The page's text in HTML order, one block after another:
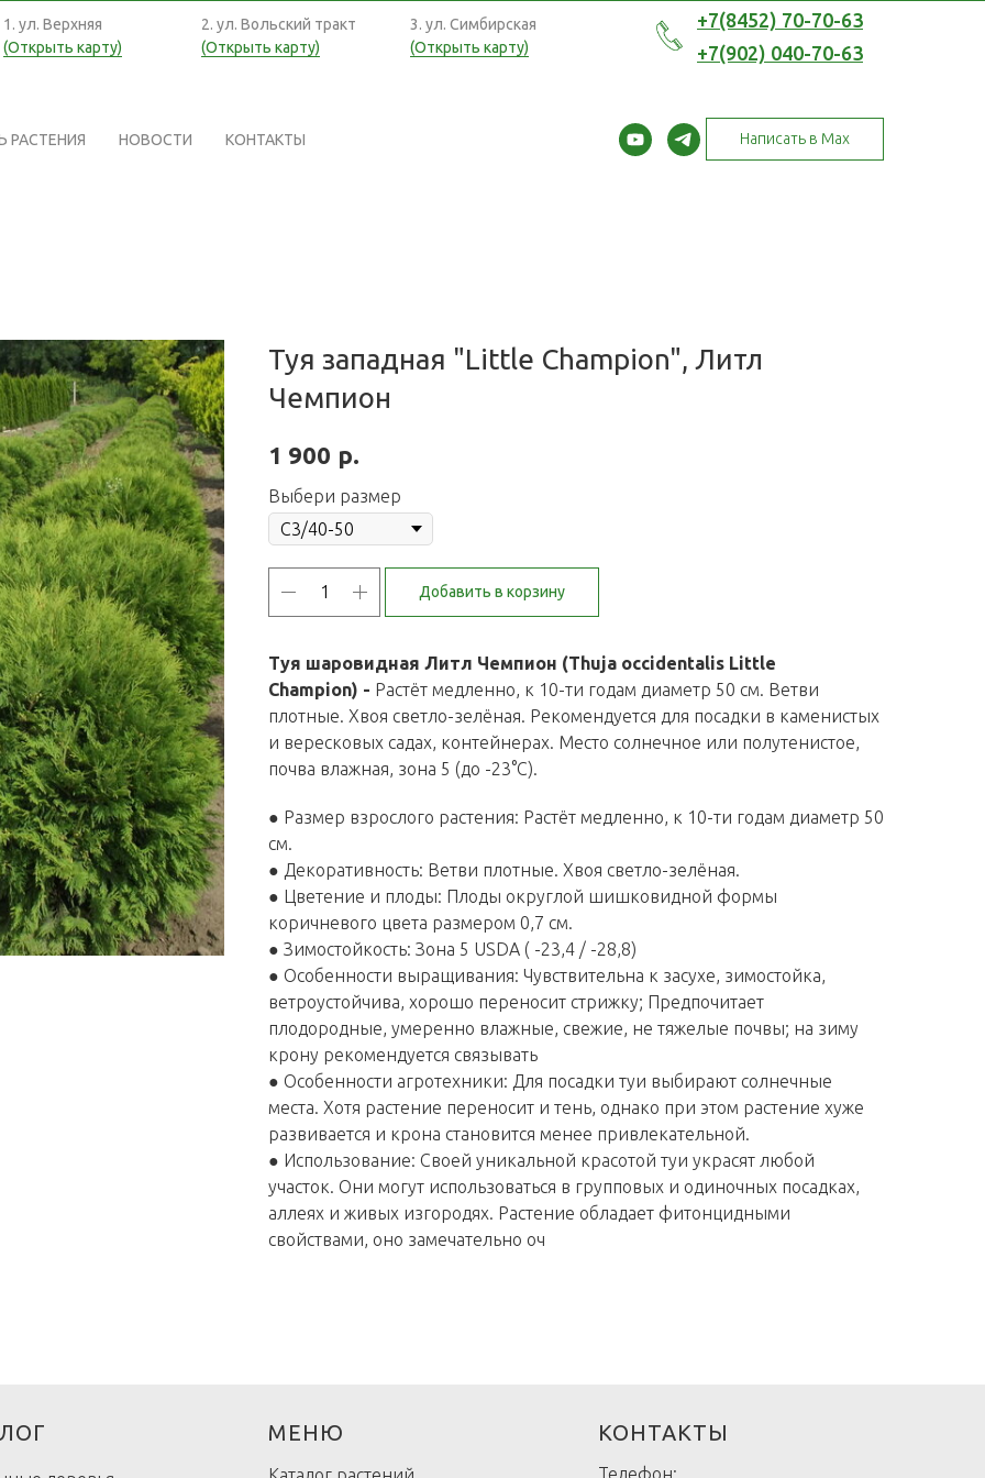
1. ул. Верхняя
(Открыть карту)
+7(8452) 70-70-63
2. ул. Вольский тракт
(Открыть карту)
3. ул. Симбирская
(Открыть карту)
+7(902) 040-70-63
РАСТЕНИЯ НОВОСТИ КОНТАКТЫ Написать в Max
Туя западная "Little Champion", Литл
Чемпион
1 900 р.
Выбери размер
Добавить в корзину
Туя шаровидная Литл Чемпион (Thuja occidentalis Little
Champion) - Растёт медленно, к 10-ти годам диаметр 50 см. Ветви
плотные. Хвоя светло-зелёная. Рекомендуется для посадки в каменистых
и вересковых садах, контейнерах. Место солнечное или полутенистое,
почва влажная, зона 5 (до -23°С).
● Размер взрослого растения: Растёт медленно, к 10-ти годам диаметр 50
см.
● Декоративность: Ветви плотные. Хвоя светло-зелёная.
● Цветение и плоды: Плоды округлой шишковидной формы
коричневого цвета размером 0,7 см.
● Зимостойкость: Зона 5 USDA ( -23,4 / -28,8)
● Особенности выращивания: Чувствительна к засухе, зимостойка,
ветроустойчива, хорошо переносит стрижку; Предпочитает
плодородные, умеренно влажные, свежие, не тяжелые почвы; на зиму
крону рекомендуется связывать
● Особенности агротехники: Для посадки туи выбирают солнечные
места. Хотя растение переносит и тень, однако при этом растение хуже
развивается и крона становится менее привлекательной.
● Использование: Своей уникальной красотой туи украсят любой
участок. Они могут использоваться в групповых и одиночных посадках,
аллеях и живых изгородях. Растение обладает фитонцидными
свойствами, оно замечательно оч
МЕНЮ КОНТАКТЫ
Телефон: